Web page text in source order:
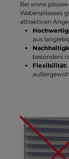
Bei
Wabenplissees
attraktiven
aus
besonders
Flexibilität: